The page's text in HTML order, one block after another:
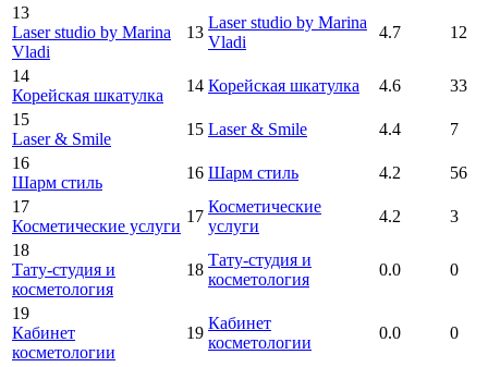
13
Laser studio by Marina
Vladi
13
Laser studio by Marina
Vladi
4.7 12
14
Корейская шкатулка
14 Корейская шкатулка 4.6
33
15
Laser & Smile
15 Laser & Smile 4.4
7
16
Шарм стиль
16 Шарм стиль 4.2
56
17
Косметические услуги
17
Косметические
услуги
4.2
3
18
Тату-студия и
косметология
18
Тату-студия и
косметология
0.0 0
19
Кабинет
косметологии
19
Кабинет
косметологии
0.0 0